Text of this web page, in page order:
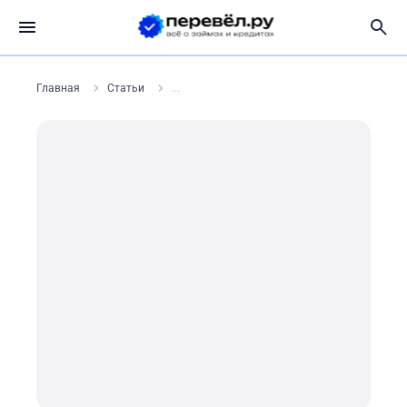
Главная Статьи